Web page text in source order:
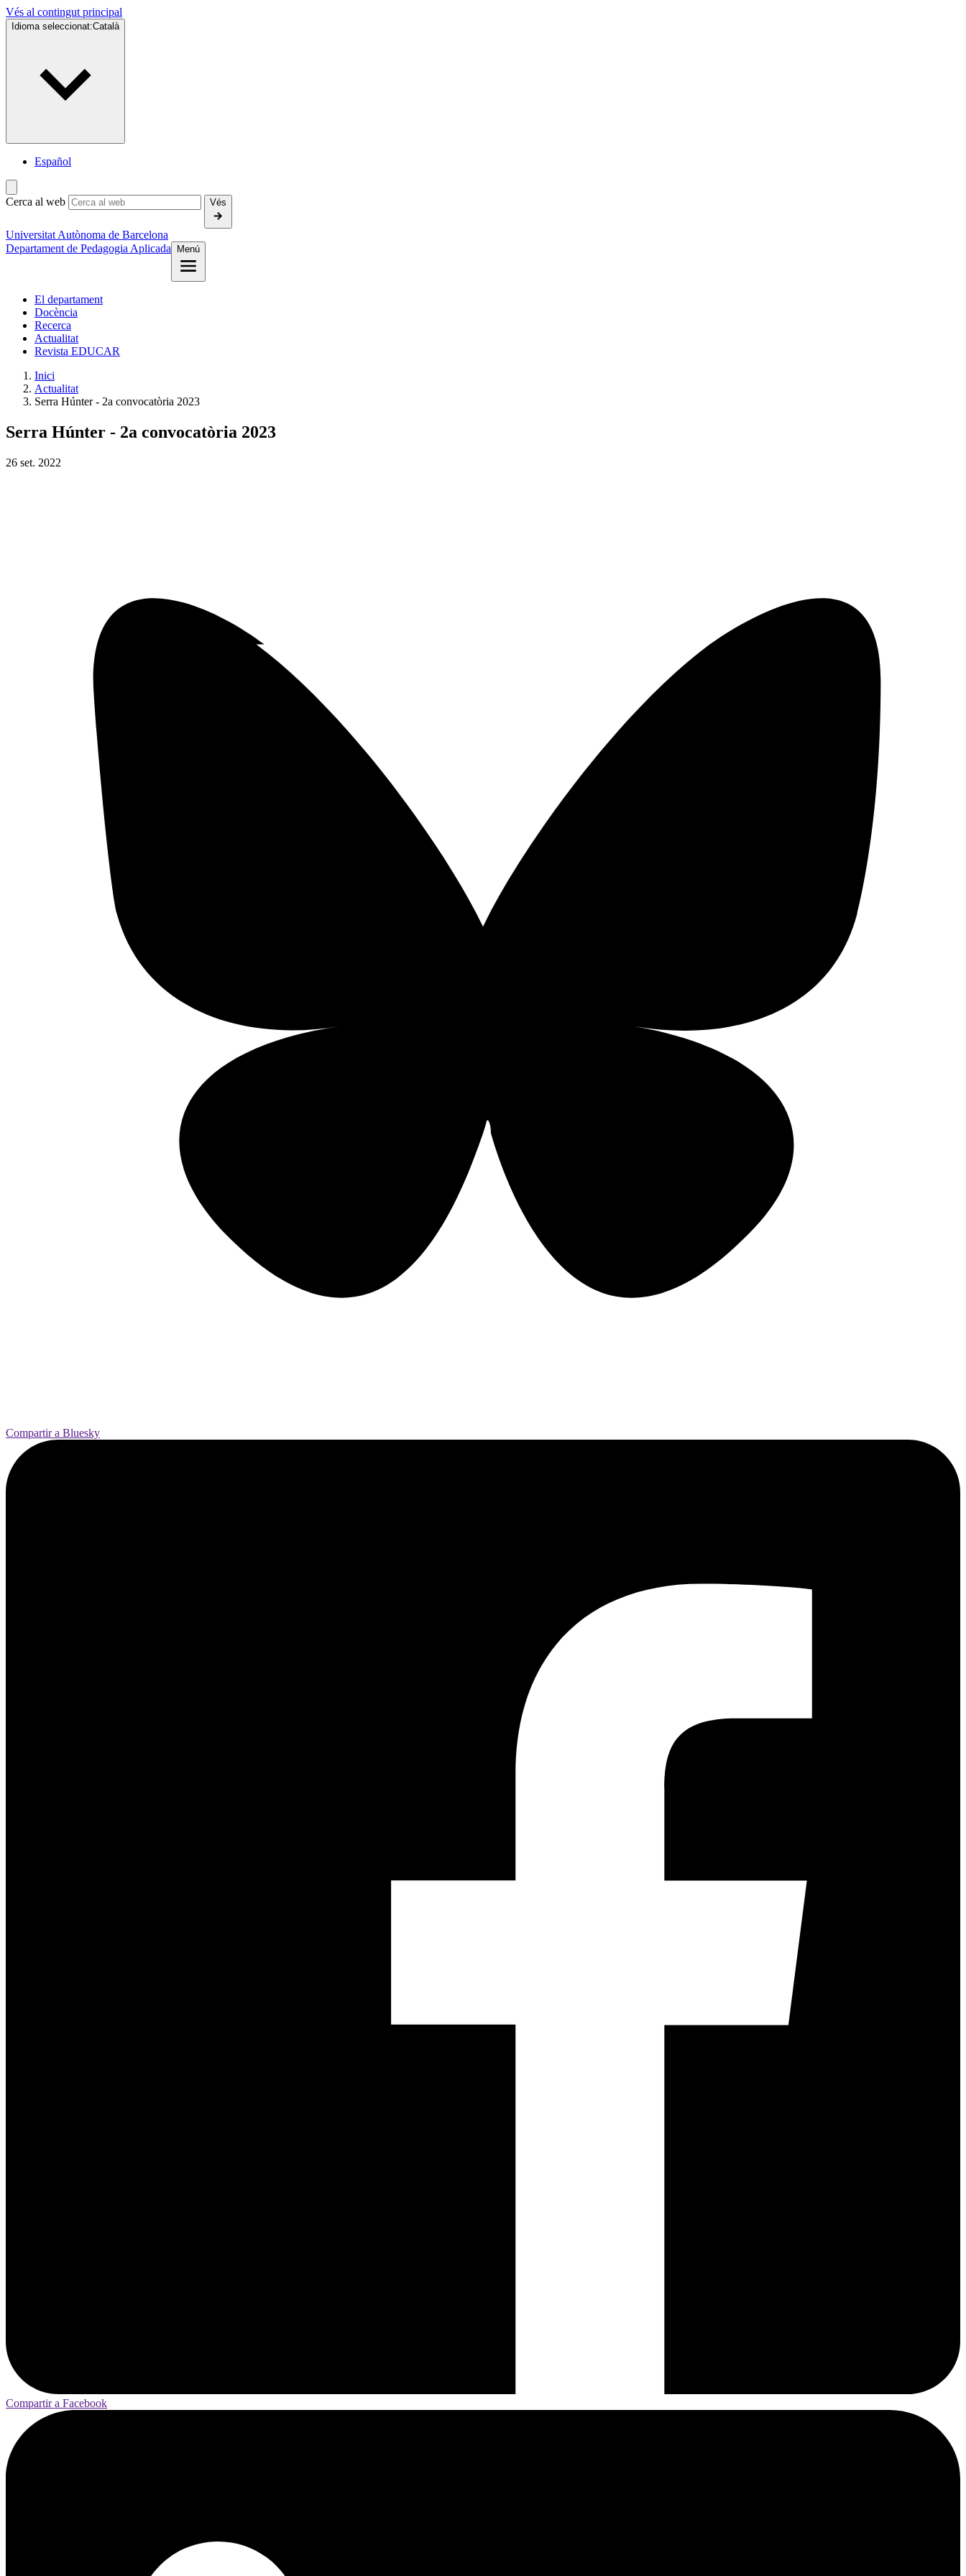
Vés al contingut principal
Idioma seleccionat:Català
Español
Cerca al web Vés
Universitat Autònoma de Barcelona
Departament de Pedagogia Aplicada
Menú
El departament
Docència
Recerca
Actualitat
Revista EDUCAR
Inici
Actualitat
Serra Húnter - 2a convocatòria 2023
Serra Húnter - 2a convocatòria 2023
26 set. 2022
Compartir a Bluesky
Compartir a Facebook